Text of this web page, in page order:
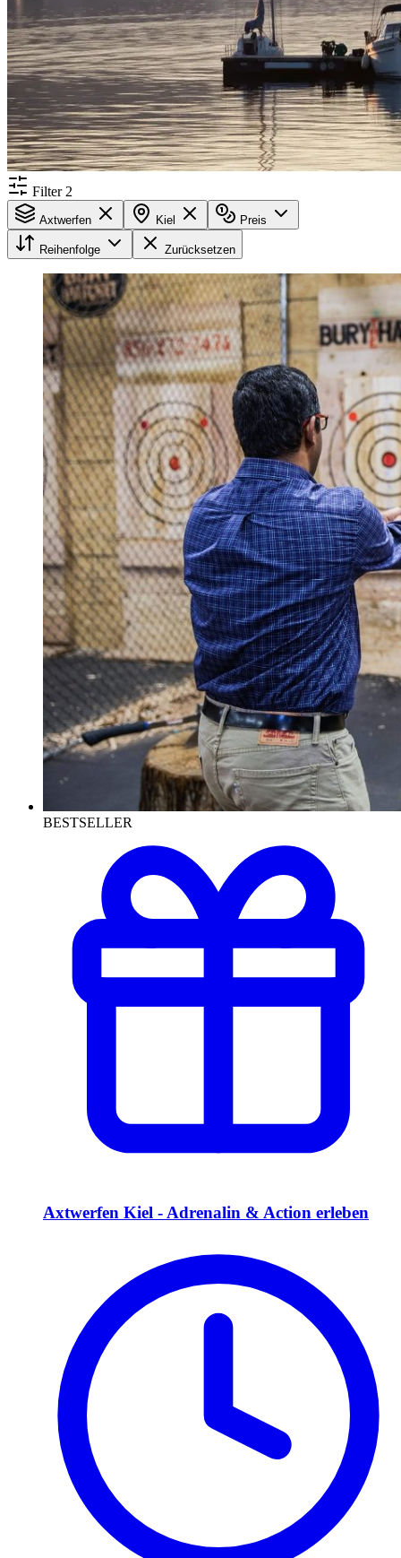
Filter 2
Axtwerfen Kiel Preis
Reihenfolge Zurücksetzen
BESTSELLER
Axtwerfen Kiel - Adrenalin & Action erleben